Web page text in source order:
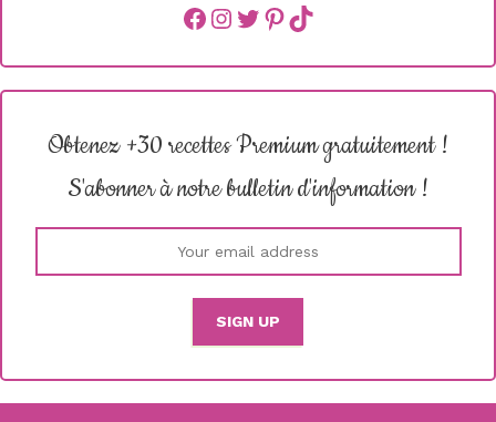
Facebook
instagram
Twitter
Pinterest
TikTok
Obtenez +30 recettes Premium gratuitement !
S'abonner à notre bulletin d'information !